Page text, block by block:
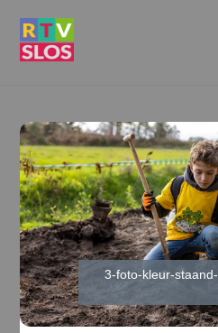
3-foto-kleur-